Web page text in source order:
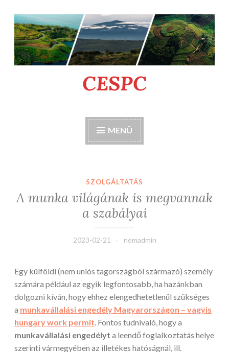
Tartalomhoz
CESPC
MENÜ
SZOLGÁLTATÁS
A munka világának is megvannak
a szabályai
2023-02-21 nemadmin
Egy külföldi (nem uniós tagországból származó) személy
számára például az egyik legfontosabb, ha hazánkban
dolgozni kíván, hogy ehhez elengedhetetlenül szükséges
a munkavállalási engedély Magyarországon – vagyis
hungary work permit. Fontos tudnivaló, hogy a
munkavállalási engedélyt a leendő foglalkoztatás helye
szerinti vármegyében az illetékes hatóságnál, ill.